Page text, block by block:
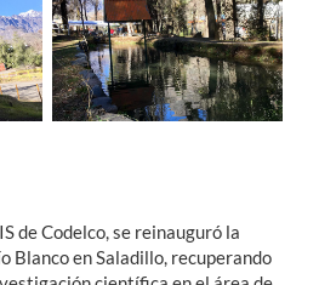
de Codelco, se reinauguró la
Blanco en Saladillo, recuperando